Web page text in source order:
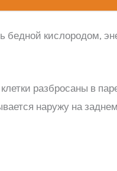
кислородом,
разбросаны в
наружу на